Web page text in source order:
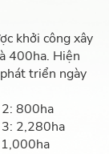
khởi công xây
400ha. Hiện
triển ngày
2: 800ha
3: 2,280ha